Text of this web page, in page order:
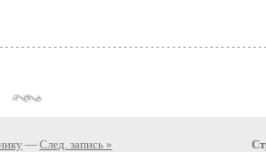
— След. запись »